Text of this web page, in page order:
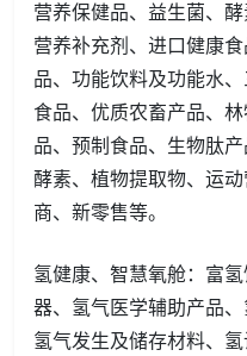
营养保健品、益生菌、
营养补充剂、进口健康
品、功能饮料及功能水
食品、优质农畜产品、
品、预制食品、生物肽
酵素、植物提取物、运
商、新零售等。
氢健康、智慧氧舱：富
器、氢气医学辅助产品、
氢气发生及储存材料、